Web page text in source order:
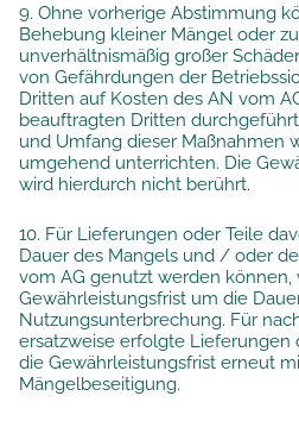
9. Ohne vorherige Abstimmung
Behebung kleiner Mängel oder
unverhältnismäßig großer
von Gefährdungen der
Dritten auf Kosten des AN vom
beauftragten Dritten
und Umfang dieser Maßnahmen
umgehend unterrichten. Die
wird hierdurch nicht berührt.
10. Für Lieferungen oder Teile
Dauer des Mangels und / oder
vom AG genutzt werden können,
Gewährleistungsfrist um die
Nutzungsunterbrechung. Für
ersatzweise erfolgte Lieferungen
die Gewährleistungsfrist erneut
Mängelbeseitigung.